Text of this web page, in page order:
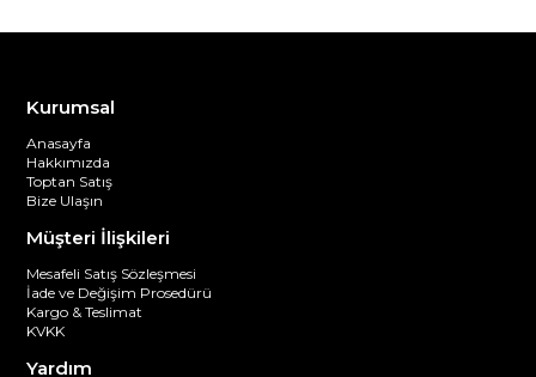
Kurumsal
Anasayfa
Hakkımızda
Toptan Satış
Bize Ulaşın
Müşteri İlişkileri
Mesafeli Satış Sözleşmesi
İade ve Değişim Prosedürü
Kargo & Teslimat
KVKK
Yardım